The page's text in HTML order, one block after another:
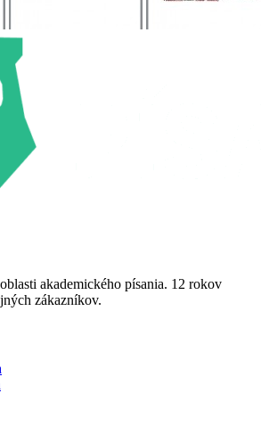
akademického písania. 12 rokov
zákazníkov.